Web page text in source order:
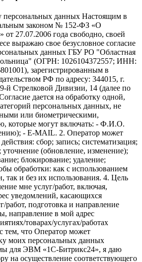
персональных данных Настоящим в
законом № 152-ФЗ «О
27.07.2006 года свободно, своей
выражаю свое безусловное согласие
данных ГБУ РО "Областная
(ОГРН: 1026104372557; ИНН:
зарегистрированным в
РФ по адресу: 344015, г.
й Стрелковой Дивизии, 14 (далее по
дается на обработку одной,
персональных данных, не
или биометрическими,
которые могут включать: - Ф.И.О.
- E-MAIL. 2. Оператор может
сбор; запись; систематизация;
уточнение (обновление, изменение);
блокирование; удаление;
обработки: как с использованием
так и без их использования. 4. Цель
мне услуг/работ, включая,
уведомлений, касающихся
работ, подготовка и направление
направление в мой адрес
товарах/услугах/работах
тем, что Оператор может
моих персональных данных
для ЭВМ «1С-Битрикс24», я даю
на осуществление соответствующего